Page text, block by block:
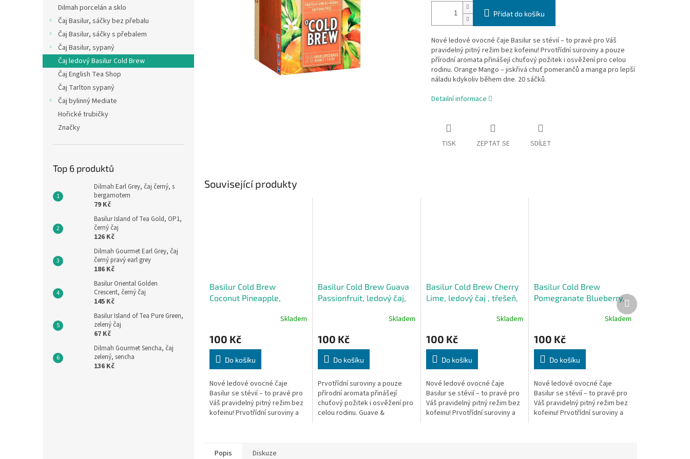
Dilmah porcelán a sklo
Čaj Basilur, sáčky bez přebalu
Čaj Basilur, sáčky s přebalem
Čaj Basilur, sypaný
Čaj ledový Basilur Cold Brew
Čaj English Tea Shop
Čaj Tarlton sypaný
Čaj bylinný Mediate
Hořické trubičky
Značky
Top 6 produktů
Dilmah Earl Grey, čaj černý, s
bergamotem
79 Kč
Basilur Island of Tea Gold, OP1,
černý čaj
126 Kč
Dilmah Gourmet Earl Grey, čaj
černý pravý earl grey
186 Kč
Basilur Oriental Golden
Crescent, černý čaj
145 Kč
Basilur Island of Tea Pure Green,
zelený čaj
67 Kč
Dilmah Gourmet Sencha, čaj
zelený, sencha
136 Kč
Přidat do košíku
Nové ledové ovocné čaje Basilur se stévií – to pravé pro Váš
pravidelný pitný režim bez kofeinu! Prvotřídní suroviny a pouze
přírodní aromata přinášejí chuťový požitek i osvěžení pro celou
rodinu. Orange Mango – jiskřivá chuť pomerančů a manga pro lepší
náladu kdykoliv během dne. 20 sáčků.
Detailní informace
TISK ZEPTAT SE SDÍLET
Související produkty
Basilur Cold Brew
Coconut Pineapple,
Skladem
100 Kč
Do košíku
Nové ledové ovocné čaje
Basilur se stévií – to pravé pro
Váš pravidelný pitný režim bez
kofeinu! Prvotřídní suroviny a
Basilur Cold Brew Guava
Passionfruit, ledový čaj,
Skladem
100 Kč
Do košíku
Prvotřídní suroviny a pouze
přírodní aromata přinášejí
chuťový požitek i osvěžení pro
celou rodinu. Guave &
Basilur Cold Brew Cherry
Lime, ledový čaj , třešeň,
Skladem
100 Kč
Do košíku
Nové ledové ovocné čaje
Basilur se stévií – to pravé pro
Váš pravidelný pitný režim bez
kofeinu! Prvotřídní suroviny a
Basilur Cold Brew
Pomegranate Blueberry,
Skladem
100 Kč
Do košíku
Nové ledové ovocné čaje
Basilur se stévií – to pravé pro
Váš pravidelný pitný režim bez
kofeinu! Prvotřídní suroviny a
Další
produkt
Popis Diskuze